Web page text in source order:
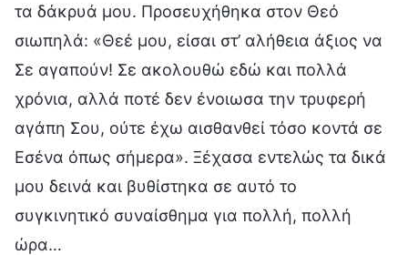
τα δάκρυά μου. Προσευχήθηκα στον Θεό
σιωπηλά: «Θεέ μου, είσαι στ’ αλήθεια άξιος να
Σε αγαπούν! Σε ακολουθώ εδώ και πολλά
χρόνια, αλλά ποτέ δεν ένοιωσα την τρυφερή
αγάπη Σου, ούτε έχω αισθανθεί τόσο κοντά σε
Εσένα όπως σήμερα». Ξέχασα εντελώς τα δικά
μου δεινά και βυθίστηκα σε αυτό το
συγκινητικό συναίσθημα για πολλή, πολλή
ώρα…